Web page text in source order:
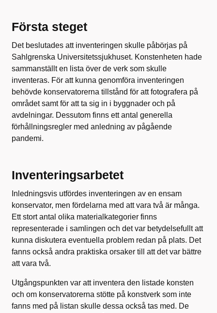
Första steget
Det beslutades att inventeringen skulle påbörjas på
Sahlgrenska Universitetssjukhuset. Konstenheten hade
sammanställt en lista över de verk som skulle
inventeras. För att kunna genomföra inventeringen
behövde konservatorerna tillstånd för att fotografera på
området samt för att ta sig in i byggnader och på
avdelningar. Dessutom finns ett antal generella
förhållningsregler med anledning av pågående
pandemi.
Inventeringsarbetet
Inledningsvis utfördes inventeringen av en ensam
konservator, men fördelarna med att vara två är många.
Ett stort antal olika materialkategorier finns
representerade i samlingen och det var betydelsefullt att
kunna diskutera eventuella problem redan på plats. Det
fanns också andra praktiska orsaker till att det var bättre
att vara två.
Utgångspunkten var att inventera den listade konsten
och om konservatorerna stötte på konstverk som inte
fanns med på listan skulle dessa också tas med. De